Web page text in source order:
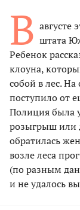
В августе
штата
Ребенок
клоуна,
собой в лес.
поступило от
Полиция была
розыгрыш или
обратилась
возле леса
(по разным
и не удалось